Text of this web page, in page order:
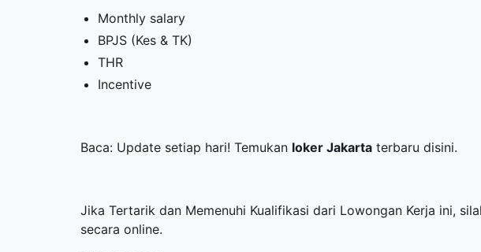
Monthly salary
BPJS (Kes & TK)
THR
Incentive
Baca: Update setiap hari! Temukan loker Jakarta terbaru disini.
Jika Tertarik dan Memenuhi Kualifikasi dari Lowongan Kerja ini,
secara online.